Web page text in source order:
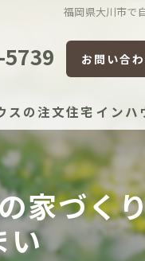
福岡県大川市で
お問い合
スの注文住宅 インハ
家づく
い